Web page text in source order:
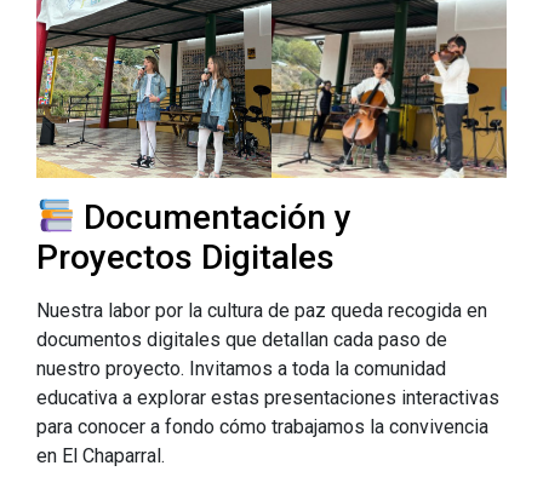
Documentación y
Proyectos Digitales
Nuestra labor por la cultura de paz queda recogida en
documentos digitales que detallan cada paso de
nuestro proyecto. Invitamos a toda la comunidad
educativa a explorar estas presentaciones interactivas
para conocer a fondo cómo trabajamos la convivencia
en El Chaparral.